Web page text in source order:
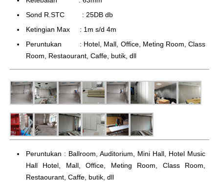
Sond R.STC : 25DB db
Ketingian Max : 1m s/d 4m
Peruntukan : Hotel, Mall, Office, Meting Room, Class
Room, Restaourant, Caffe, butik, dll
Peruntukan : Ballroom, Auditorium, Mini Hall, Hotel Music
Hall Hotel, Mall, Office, Meting Room, Class Room,
Restaourant, Caffe, butik, dll